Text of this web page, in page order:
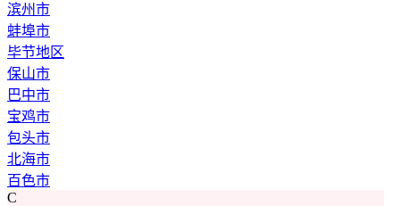
滨州市
蚌埠市
毕节地区
保山市
巴中市
宝鸡市
包头市
北海市
百色市
C